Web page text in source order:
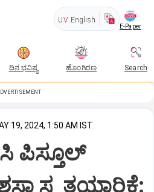
UV English
E-Paper
ದಿನ ಭವಿಷ್ಯ ಹೊಂಗಿರಣ Search
19, 2024, 1:50 AM IST
ಪಿಸ್ತೂಲ್‌
ತಯಾರಿಕೆ: